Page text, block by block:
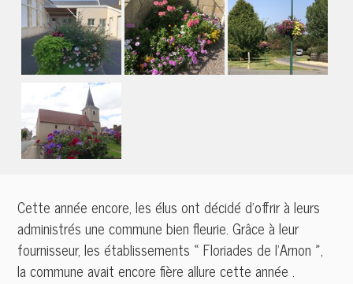
Cette année encore, les élus ont décidé d’offrir à leurs
administrés une commune bien fleurie. Grâce à leur
fournisseur, les établissements « Floriades de l’Arnon »,
la commune avait encore fière allure cette année .